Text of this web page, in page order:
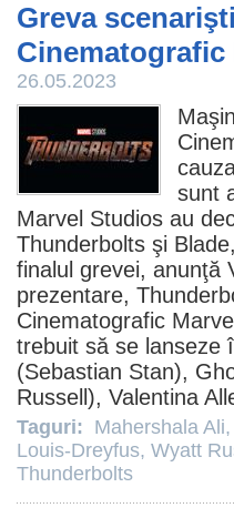
Greva
Cinematografic
26.05.2023
sunt
Marvel Studios au
Thunderbolts şi Blade
finalul grevei, anunţă
prezentare,
Cinematografic
trebuit să se lanseze
(Sebastian Stan),
Russell ), Valentina
Taguri: Mahershala Ali,
Louis-Dreyfus, Wyatt
Thunderbolts